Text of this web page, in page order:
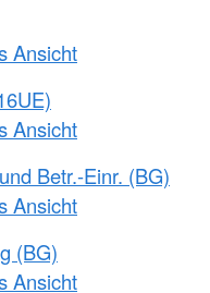
Ansicht
Ansicht
Betr.-Einr. (BG)
Ansicht
(BG)
Ansicht